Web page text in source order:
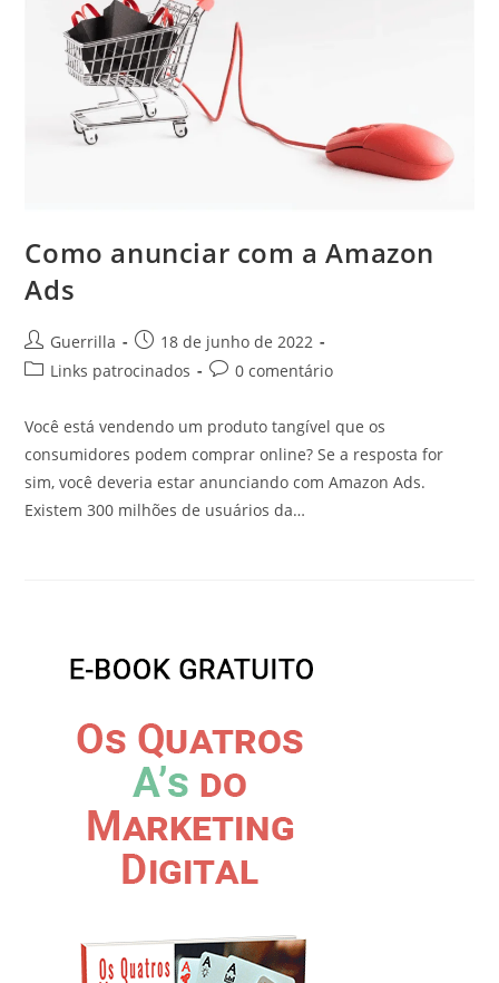
Como anunciar com a Amazon
Ads
Autor
do
Guerrilla
Post
publicado:
18 de junho de 2022
Categoria
post:
Links patrocinados
Comentários
post:
0 comentário
Você está vendendo um produto tangível que os
consumidores podem comprar online? Se a resposta for
sim, você deveria estar anunciando com Amazon Ads.
Existem 300 milhões de usuários da…